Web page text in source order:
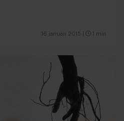
16 januari 2015 1 min